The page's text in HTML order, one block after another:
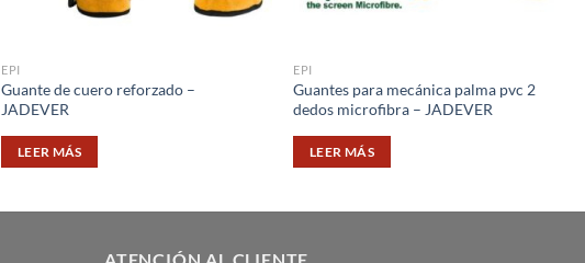
EPI
Guante de cuero reforzado –
JADEVER
LEER MÁS
EPI
Guantes para mecánica palma pvc 2
dedos microfibra – JADEVER
LEER MÁS
ATENCIÓN AL CLIENTE